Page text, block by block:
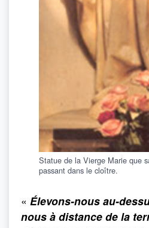
Statue de la Vierge Marie que
passant dans le cloître.
« Élevons-nous au-
nous à distance de la